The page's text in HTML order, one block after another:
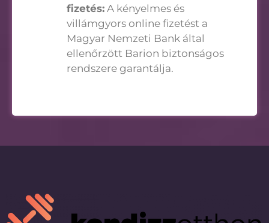
fizetés: A kényelmes és
villámgyors online fizetést a
Magyar Nemzeti Bank által
ellenőrzött Barion biztonságos
rendszere garantálja.